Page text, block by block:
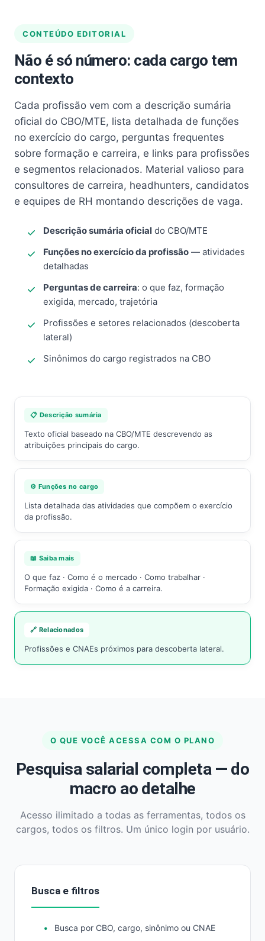
CONTEÚDO EDITORIAL
Não é só número: cada cargo tem
contexto
Cada profissão vem com a descrição sumária
oficial do CBO/MTE, lista detalhada de funções
no exercício do cargo, perguntas frequentes
sobre formação e carreira, e links para profissões
e segmentos relacionados. Material valioso para
consultores de carreira, headhunters, candidatos
e equipes de RH montando descrições de vaga.
Descrição sumária oficial do CBO/MTE
Funções no exercício da profissão — atividades
detalhadas
Perguntas de carreira: o que faz, formação
exigida, mercado, trajetória
Profissões e setores relacionados (descoberta
lateral)
Sinônimos do cargo registrados na CBO
📋 Descrição sumária
Texto oficial baseado na CBO/MTE descrevendo as
atribuições principais do cargo.
⚙️ Funções no cargo
Lista detalhada das atividades que compõem o exercício
da profissão.
📖 Saiba mais
O que faz · Como é o mercado · Como trabalhar ·
Formação exigida · Como é a carreira.
🔗 Relacionados
Profissões e CNAEs próximos para descoberta lateral.
O QUE VOCÊ ACESSA COM O PLANO
Pesquisa salarial completa — do
macro ao detalhe
Acesso ilimitado a todas as ferramentas, todos os
cargos, todos os filtros. Um único login por usuário.
Busca e filtros
Busca por CBO, cargo, sinônimo ou CNAE